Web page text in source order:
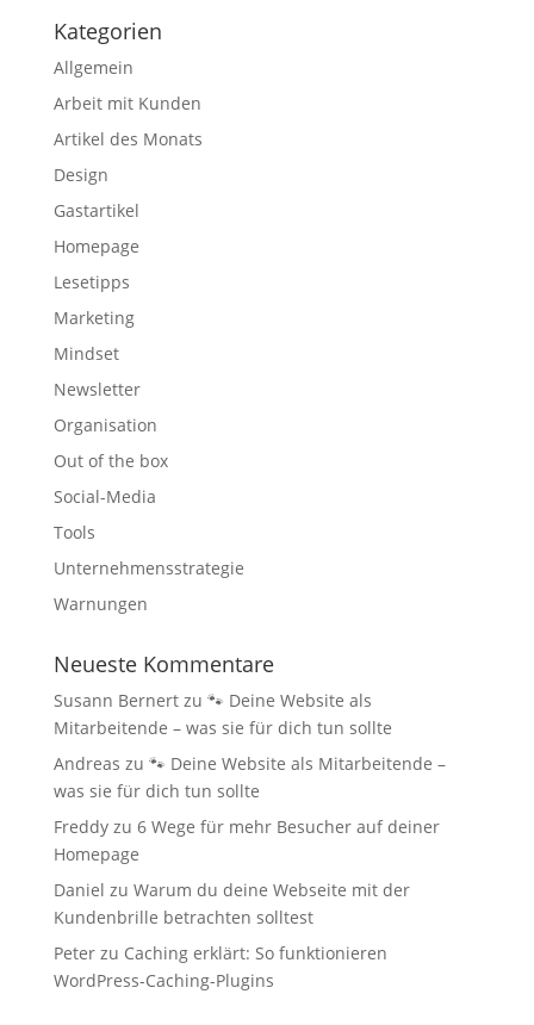
Kategorien
Allgemein
Arbeit mit Kunden
Artikel des Monats
Design
Gastartikel
Homepage
Lesetipps
Marketing
Mindset
Newsletter
Organisation
Out of the box
Social-Media
Tools
Unternehmensstrategie
Warnungen
Neueste Kommentare
Susann Bernertzu 🐾 Deine Website als
Mitarbeitende – was sie für dich tun sollte
Andreas zu 🐾 Deine Website als Mitarbeitende –
was sie für dich tun sollte
Freddyzu 6 Wege für mehr Besucher auf deiner
Homepage
Daniel zu Warum du deine Webseite mit der
Kundenbrille betrachten solltest
Peterzu Caching erklärt: So funktionieren
WordPress-Caching-Plugins